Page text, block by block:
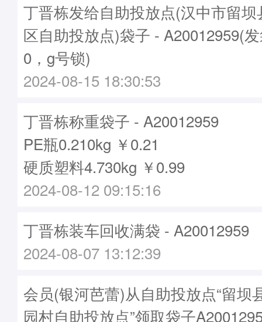
丁晋栋发给自助投放点(汉中市留
区自助投放点)袋子 - A20012959(
0，g号锁)
2024-08-15 18:30:53
丁晋栋称重袋子 - A20012959
PE瓶0.210kg ￥0.21
硬质塑料4.730kg ￥0.99
2024-08-12 09:15:16
丁晋栋装车回收满袋 - A20012959
2024-08-07 13:12:39
会员(银河芭蕾)从自助投放点“留坝
园村自助投放点”领取袋子